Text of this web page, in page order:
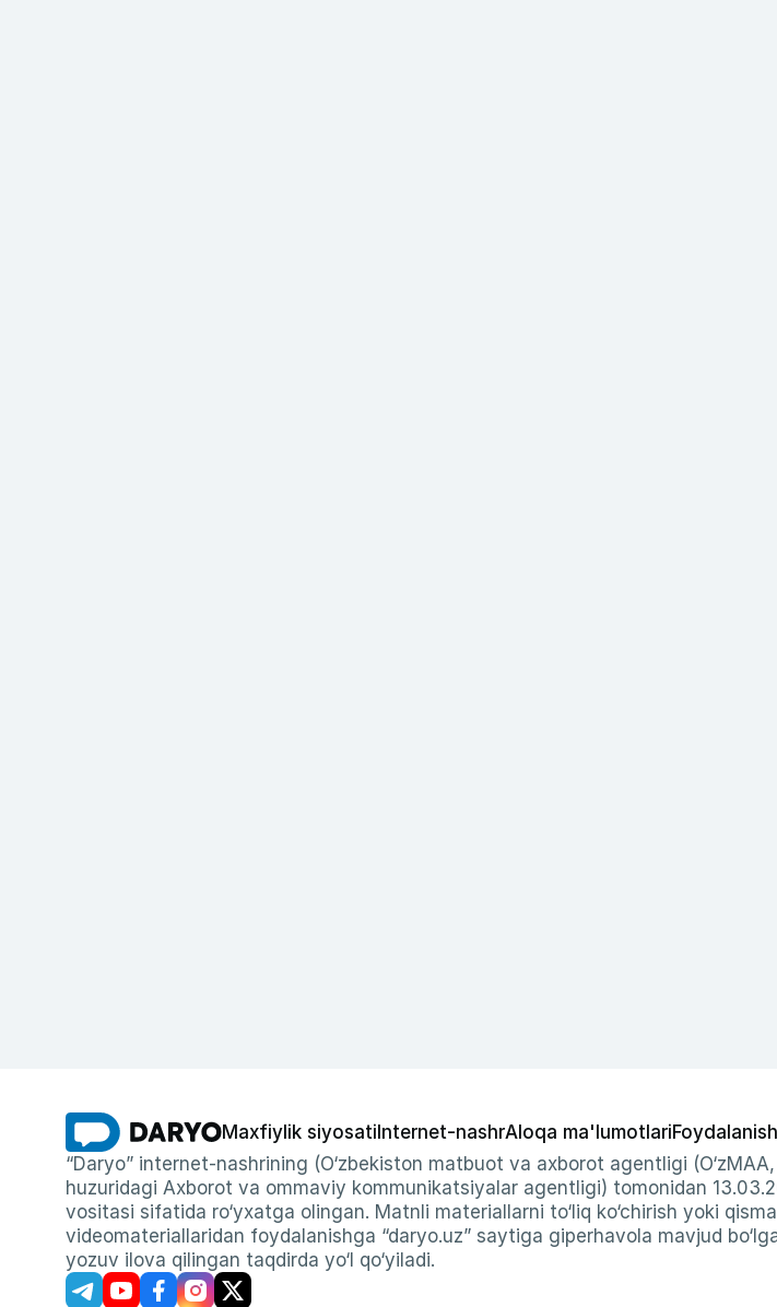
Maxfiylik siyosati Internet-nashrAloqa ma'lumotlari
“Daryo” internet-nashrining (O‘zbekiston matbuot va axborot agentligi
huzuridagi Axborot va ommaviy kommunikatsiyalar agentligi) tomonidan
vositasi sifatida ro‘yxatga olingan. Matnli materiallarni to‘liq ko‘chirish yoki
videomateriallaridan foydalanishga “daryo.uz” saytiga giperhavola mavjud
yozuv ilova qilingan taqdirda yo‘l qo‘yiladi.